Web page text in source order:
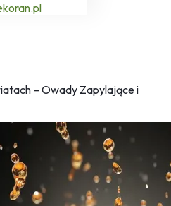
– Owady Zapylające i